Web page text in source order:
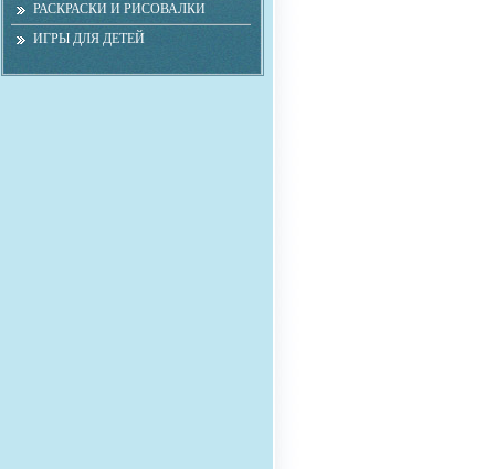
РАСКРАСКИ И РИСОВАЛКИ
ИГРЫ ДЛЯ ДЕТЕЙ